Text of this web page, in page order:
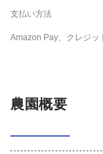
支払い方法
Amazon Pay、クレジッ
農園概要